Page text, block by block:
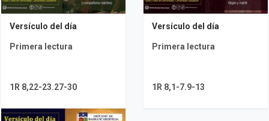
Versículo del día
Primera lectura
1R 8,22-23.27-30
Versículo del día
Primera lectura
1R 8,1-7.9-13